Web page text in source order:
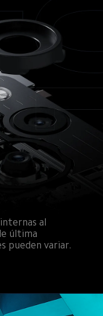
al
última
pueden variar.